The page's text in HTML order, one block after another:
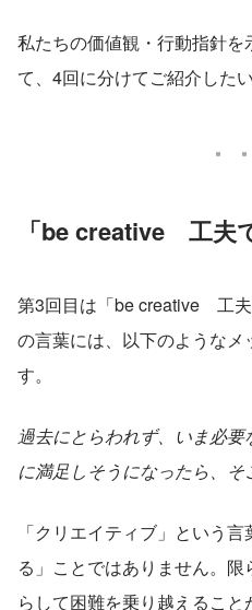
私たちの価値観・行動指針
て、4回に分けてご紹介した
「be creative　工夫
第3回目は「be creative　工
の言葉には、以下のようなメ
す。
過去にとらわれず、いま必
に満足しそうになったら、そ
「クリエイティブ」という
る」ことではありません。
らして困難を乗り越えること